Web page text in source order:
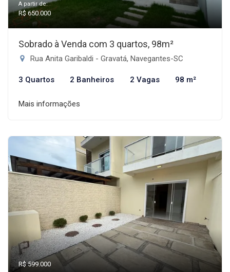
A partir de:
R$ 650.000
Sobrado à Venda com 3 quartos, 98m²
Rua Anita Garibaldi - Gravatá, Navegantes-SC
3 Quartos 2 Banheiros 2 Vagas 98 m²
Mais informações
R$ 599.000